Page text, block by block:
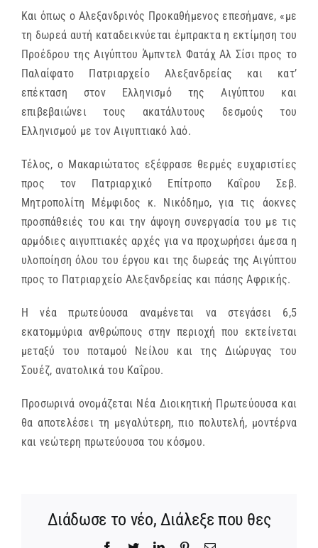
Και όπως ο Αλεξανδρινός Προκαθήμενος επεσήμανε, «με
τη δωρεά αυτή καταδεικνύεται έμπρακτα η εκτίμηση του
Προέδρου της Αιγύπτου Άμπντελ Φατάχ Αλ Σίσι προς το
Παλαίφατο Πατριαρχείο Αλεξανδρείας και κατ’
επέκταση στον Ελληνισμό της Αιγύπτου και
επιβεβαιώνει τους ακατάλυτους δεσμούς του
Ελληνισμού με τον Αιγυπτιακό λαό.
Τέλος, o Μακαριώτατος εξέφρασε θερμές ευχαριστίες
προς τον Πατριαρχικό Επίτροπο Καΐρου Σεβ.
Μητροπολίτη Μέμφιδος κ. Νικόδημο, για τις άοκνες
προσπάθειές του και την άψογη συνεργασία του με τις
αρμόδιες αιγυπτιακές αρχές για να προχωρήσει άμεσα η
υλοποίηση όλου του έργου και της δωρεάς της Αιγύπτου
προς το Πατριαρχείο Αλεξανδρείας και πάσης Αφρικής.
Η νέα πρωτεύουσα αναμένεται να στεγάσει 6,5
εκατομμύρια ανθρώπους στην περιοχή που εκτείνεται
μεταξύ του ποταμού Νείλου και της Διώρυγας του
Σουέζ, ανατολικά του Καΐρου.
Προσωρινά ονομάζεται Νέα Διοικητική Πρωτεύουσα και
θα αποτελέσει τη μεγαλύτερη, πιο πολυτελή, μοντέρνα
και νεώτερη πρωτεύουσα του κόσμου.
Διάδωσε το νέο, Διάλεξε που θες